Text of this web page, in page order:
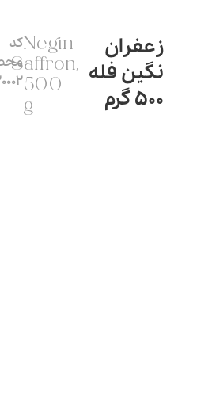
زعفران
نگین فله
500 گرم
Negin
Saffron,
500
g
کد